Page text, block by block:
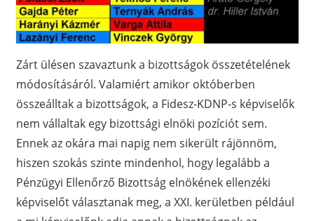
Zárt ülésen szavaztunk a bizottságok összetételének
módosításáról. Valamiért amikor októberben
összeálltak a bizottságok, a Fidesz-KDNP-s képviselők
nem vállaltak egy bizottsági elnöki pozíciót sem.
Ennek az okára mai napig nem sikerült rájönnöm,
hiszen szokás szinte mindenhol, hogy legalább a
Pénzügyi Ellenőrző Bizottság elnökének ellenzéki
képviselőt választanak meg, a XXI. kerületben például